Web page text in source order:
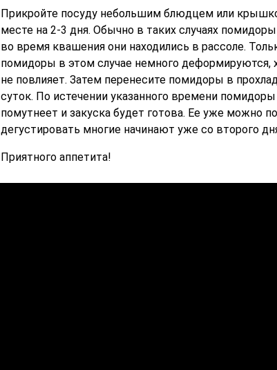
Прикройте посуду небольшим блюдцем или
месте на 2-3 дня. Обычно в таких случаях
во время квашения они находились в рассоле.
помидоры в этом случае немного деформируются,
не повлияет. Затем перенесите помидоры в
суток. По истечении указанного времени
помутнеет и закуска будет готова. Ее уже можно
дегустировать многие начинают уже со второго
Приятного аппетита!